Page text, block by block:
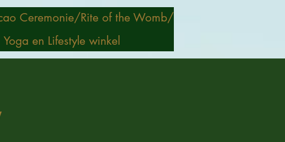
Ceremonie/Rite of the Womb/
Yoga en Lifestyle winkel